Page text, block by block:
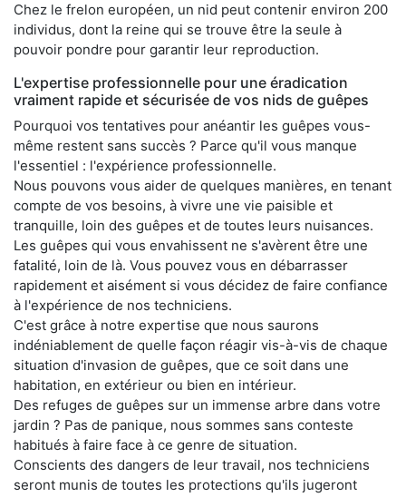
Chez le frelon européen, un nid peut contenir environ 200
individus, dont la reine qui se trouve être la seule à
pouvoir pondre pour garantir leur reproduction.
L'expertise professionnelle pour une éradication
vraiment rapide et sécurisée de vos nids de guêpes
Pourquoi vos tentatives pour anéantir les guêpes vous-
même restent sans succès ? Parce qu'il vous manque
l'essentiel : l'expérience professionnelle.
Nous pouvons vous aider de quelques manières, en tenant
compte de vos besoins, à vivre une vie paisible et
tranquille, loin des guêpes et de toutes leurs nuisances.
Les guêpes qui vous envahissent ne s'avèrent être une
fatalité, loin de là. Vous pouvez vous en débarrasser
rapidement et aisément si vous décidez de faire confiance
à l'expérience de nos techniciens.
C'est grâce à notre expertise que nous saurons
indéniablement de quelle façon réagir vis-à-vis de chaque
situation d'invasion de guêpes, que ce soit dans une
habitation, en extérieur ou bien en intérieur.
Des refuges de guêpes sur un immense arbre dans votre
jardin ? Pas de panique, nous sommes sans conteste
habitués à faire face à ce genre de situation.
Conscients des dangers de leur travail, nos techniciens
seront munis de toutes les protections qu'ils jugeront